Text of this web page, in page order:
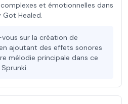
et émotionnelles dans
Got Healed.
sur la création de
ajoutant des effets sonores
mélodie principale dans ce